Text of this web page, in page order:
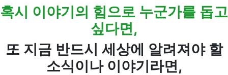
혹시 이야기의 힘으로 누군가를 돕고
싶다면,
또 지금 반드시 세상에 알려져야 할
소식이나 이야기라면,